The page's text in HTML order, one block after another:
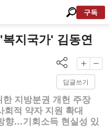
구독
지국가' 김동연
답글쓰기
지방분권 개헌 주장
적 약자 지원 확대
향…기회소득 현실성 있